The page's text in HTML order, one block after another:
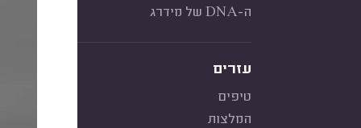
ה-DNA של מידרג
עזרים
טיפים
המלצות